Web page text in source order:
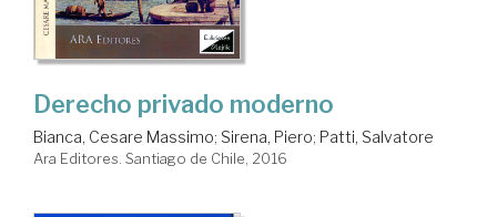
Derecho privado moderno
Bianca, Cesare Massimo; Sirena, Piero; Patti, Salvatore
Ara Editores. Santiago de Chile, 2016